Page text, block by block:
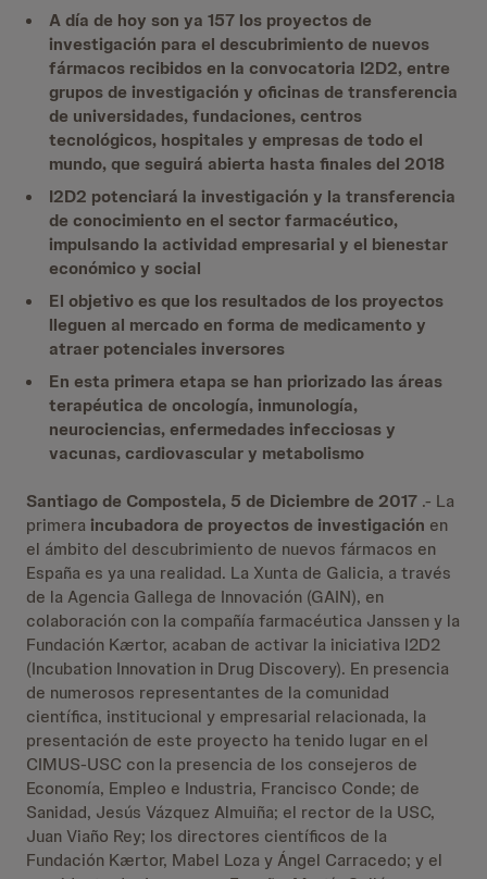
A día de hoy son ya 157 los proyectos de
investigación para el descubrimiento de nuevos
fármacos recibidos en la convocatoria I2D2, entre
grupos de investigación y oficinas de transferencia
de universidades, fundaciones, centros
tecnológicos, hospitales y empresas de todo el
mundo, que seguirá abierta hasta finales del 2018
I2D2 potenciará la investigación y la transferencia
de conocimiento en el sector farmacéutico,
impulsando la actividad empresarial y el bienestar
económico y social
El objetivo es que los resultados de los proyectos
lleguen al mercado en forma de medicamento y
atraer potenciales inversores
En esta primera etapa se han priorizado las áreas
terapéutica de oncología, inmunología,
neurociencias, enfermedades infecciosas y
vacunas, cardiovascular y metabolismo
Santiago de Compostela, 5 de Diciembre de 2017 .- La
primera incubadora de proyectos de investigación en
el ámbito del descubrimiento de nuevos fármacos en
España es ya una realidad. La Xunta de Galicia, a través
de la Agencia Gallega de Innovación (GAIN), en
colaboración con la compañía farmacéutica Janssen y la
Fundación Kærtor, acaban de activar la iniciativa I2D2
(Incubation Innovation in Drug Discovery). En presencia
de numerosos representantes de la comunidad
científica, institucional y empresarial relacionada, la
presentación de este proyecto ha tenido lugar en el
CIMUS-USC con la presencia de los consejeros de
Economía, Empleo e Industria, Francisco Conde; de
Sanidad, Jesús Vázquez Almuiña; el rector de la USC,
Juan Viaño Rey; los directores científicos de la
Fundación Kærtor, Mabel Loza y Ángel Carracedo; y el